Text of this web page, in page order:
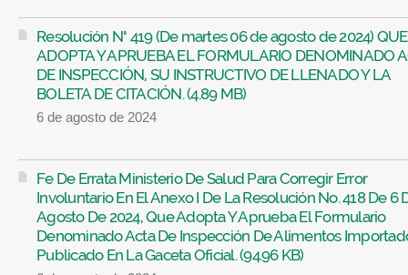
Resolución N° 419 (De martes 06 de agosto de 2024) QUE
ADOPTA Y APRUEBA EL FORMULARIO DENOMINADO
DE INSPECCIÓN, SU INSTRUCTIVO DE LLENADO Y LA
BOLETA DE CITACIÓN. (4.89 MB)
6 de agosto de 2024
Fe De Errata Ministerio De Salud Para Corregir Error
Involuntario En El Anexo I De La Resolución No. 418 De 6
Agosto De 2024, Que Adopta Y Aprueba El Formulario
Denominado Acta De Inspección De Alimentos
Publicado En La Gaceta Oficial. (94.96 KB)